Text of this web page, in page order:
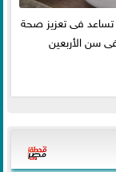
تساعد فى تعزيز صحة
سن الأربعين